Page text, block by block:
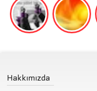
Hakkımızda